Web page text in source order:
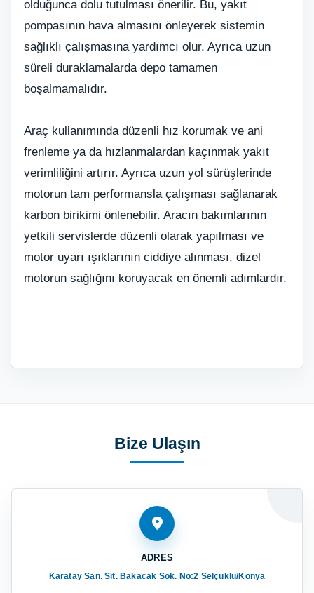
olduğunca dolu tutulması önerilir. Bu, yakıt
pompasının hava almasını önleyerek sistemin
sağlıklı çalışmasına yardımcı olur. Ayrıca uzun
süreli duraklamalarda depo tamamen
boşalmamalıdır.
Araç kullanımında düzenli hız korumak ve ani
frenleme ya da hızlanmalardan kaçınmak yakıt
verimliliğini artırır. Ayrıca uzun yol sürüşlerinde
motorun tam performansla çalışması sağlanarak
karbon birikimi önlenebilir. Aracın bakımlarının
yetkili servislerde düzenli olarak yapılması ve
motor uyarı ışıklarının ciddiye alınması, dizel
motorun sağlığını koruyacak en önemli adımlardır.
Bize Ulaşın
ADRES
Karatay San. Sit. Bakacak Sok. No:2 Selçuklu/Konya